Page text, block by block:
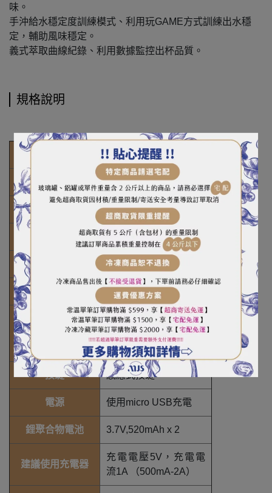
味。
手沖給水穩定度訓練模式、利用玩GAME方式訓練出水穩
定，輔助風味穩定。
義式萃取曲線紀錄、利用數據監控出杯品質。
規格說明
120 x 120 x 19（mm）
顯示螢幕尺寸 120 x 25 x 25（mm）
120 x 145 x 25（mm）
440g
2000g
0.1g
顯示螢幕配置
LED模式燈＋七段顯示
器3位（時間）＋5位
（重量）
按鍵 感應式按鍵
電源 使用micro USB充電
鋰聚合物電池 3.7V,520mAh x 2
建議使用充電器
充電電壓5V，充電電
流1A （500mA-2A）